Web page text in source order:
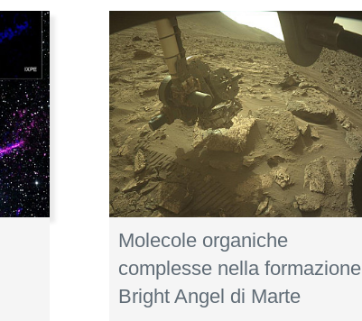
Molecole organiche
complesse nella formazione
Bright Angel di Marte